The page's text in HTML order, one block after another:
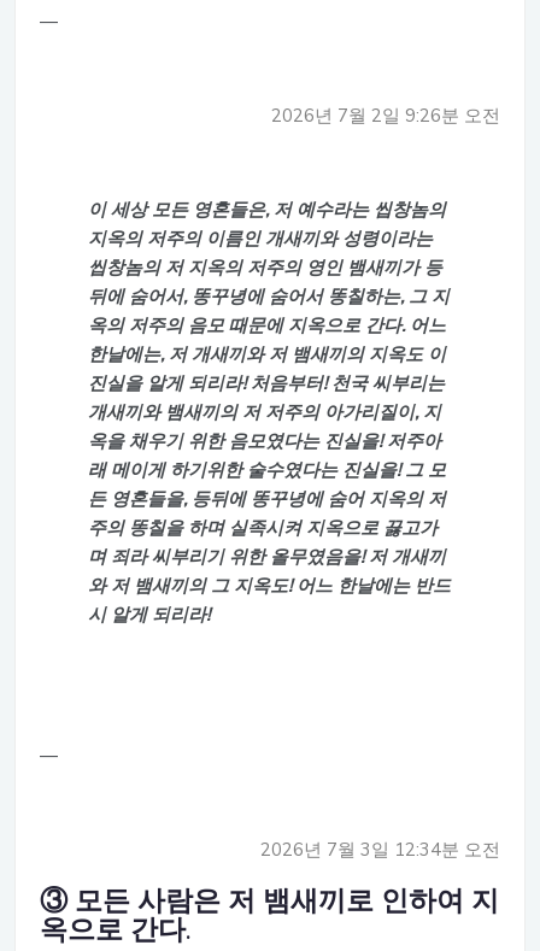
—
2026년 7월 2일 9:26분 오전
이 세상 모든 영혼들은, 저 예수라는 씹창놈의
지옥의 저주의 이름인 개새끼와 성령이라는
씹창놈의 저 지옥의 저주의 영인 뱀새끼가 등
뒤에 숨어서, 똥꾸녕에 숨어서 똥칠하는, 그 지
옥의 저주의 음모 때문에 지옥으로 간다. 어느
한날에는, 저 개새끼와 저 뱀새끼의 지옥도 이
진실을 알게 되리라! 처음부터! 천국 씨부리는
개새끼와 뱀새끼의 저 저주의 아가리질이, 지
옥을 채우기 위한 음모였다는 진실을! 저주아
래 메이게 하기위한 술수였다는 진실을! 그 모
든 영혼들을, 등뒤에 똥꾸녕에 숨어 지옥의 저
주의 똥칠을 하며 실족시켜 지옥으로 끓고가
며 죄라 씨부리기 위한 올무였음을! 저 개새끼
와 저 뱀새끼의 그 지옥도! 어느 한날에는 반드
시 알게 되리라!
—
2026년 7월 3일 12:34분 오전
③ 모든 사람은 저 뱀새끼로 인하여 지
옥으로 간다.